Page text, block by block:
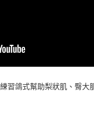
習鴿式幫助梨狀肌、臀大